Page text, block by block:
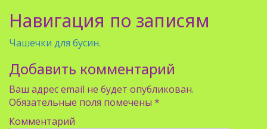
Навигация по записям
Чашечки для бусин.
Добавить комментарий
Ваш адрес email не будет опубликован.
Обязательные поля помечены *
Комментарий